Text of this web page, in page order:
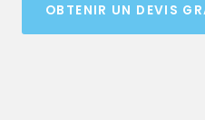
OBTENIR UN DEVIS